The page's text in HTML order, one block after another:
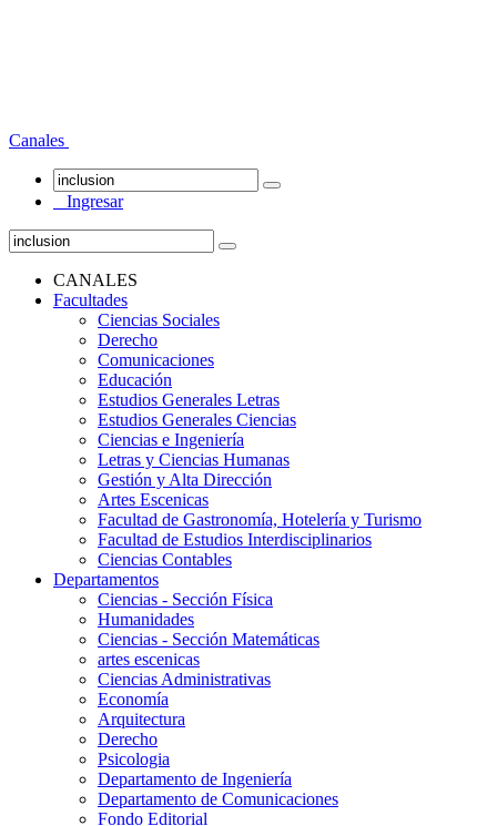
Canales
Ingresar
CANALES
Facultades
Ciencias Sociales
Derecho
Comunicaciones
Educación
Estudios Generales Letras
Estudios Generales Ciencias
Ciencias e Ingeniería
Letras y Ciencias Humanas
Gestión y Alta Dirección
Artes Escenicas
Facultad de Gastronomía, Hotelería y Turismo
Facultad de Estudios Interdisciplinarios
Ciencias Contables
Departamentos
Ciencias - Sección Física
Humanidades
Ciencias - Sección Matemáticas
artes escenicas
Ciencias Administrativas
Economía
Arquitectura
Derecho
Psicologia
Departamento de Ingeniería
Departamento de Comunicaciones
Fondo Editorial